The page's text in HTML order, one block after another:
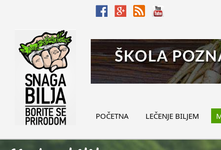
POČETNA LEČENJE BILJEM